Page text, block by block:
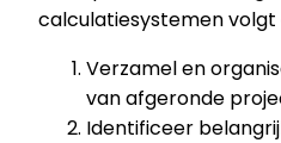
calculatiesystemen volgt
Verzamel en
van afgeronde
Identificeer